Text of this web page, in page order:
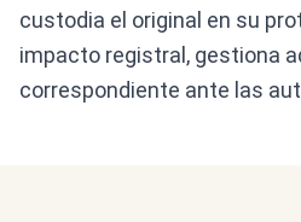
custodia el original en su
impacto registral, gestiona
correspondiente ante las